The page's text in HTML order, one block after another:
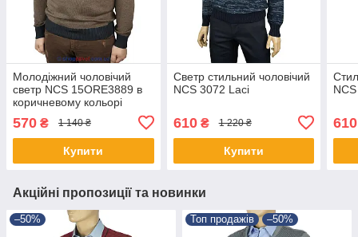
Молодіжний чоловічий
светр NCS 15ORE3889 в
коричневому кольорі
570 ₴ 1 140 ₴
Купити
Светр стильний чоловічий
NCS 3072 Laci
610₴ 1 220 ₴
Купити
610
Акційні пропозиції та новинки
–50% Топ продажів –50%